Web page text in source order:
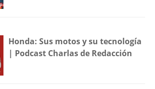
Honda: Sus motos y su tecnología
| Podcast Charlas de Redacción